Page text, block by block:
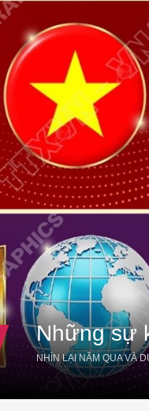
Những sự
NHÌN LẠI NĂM QUA VÀ